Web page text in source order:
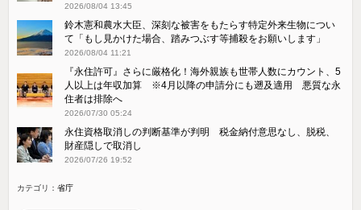
2026/08/04 13:45
鈴木憲和農水大臣、深刻な被害をもたらす特定外来生物につい
て「もし見かけた場合、踏みつぶす等捕殺をお願いします」
2026/08/04 11:21
『永住許可』さらに厳格化！海外親族も世帯人数にカウント、5
人以上は年収加算 ※4月以降の申請分にも遡及適用 悪質な永
住者は排除へ
2026/07/30 05:24
永住資格取消しの判断基準が判明 税金納付意思なし、脱税、
財産隠しで取消し
2026/07/26 19:52
カテゴリ：省庁